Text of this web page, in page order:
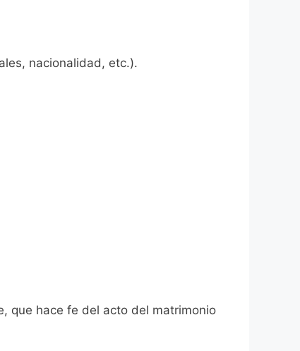
nacionalidad, etc.).
que hace fe del acto del matrimonio